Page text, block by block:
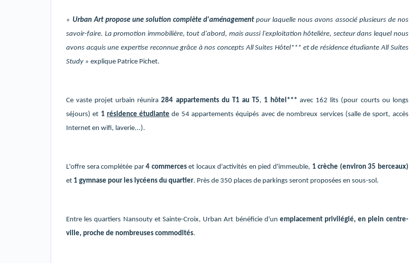
« Urban Art propose une solution complète d'aménagementpour laquelle nous avons associé plusieurs de nos
savoir-faire. La promotion immobilière, tout d'abord, mais aussi l'exploitation hôtelière, secteur dans lequel nous
avons acquis une expertise reconnue grâce à nos concepts All Suites Hôtel*** et de résidence étudiante All Suites
Study » explique Patrice Pichet.
Ce vaste projet urbain réunira284 appartements du T1 au T5, 1 hôtel***avec 162 lits (pour courts ou longs
séjours) et 1 résidence étudiante de 54 appartements équipés avec de nombreux services (salle de sport, accès
Internet en wifi, laverie...).
L'offre sera complétée par4 commerceset locaux d'activités en pied d'immeuble, 1 crèche (environ 35 berceaux)
et 1 gymnase pour les lycéens du quartier. Près de 350 places de parkings seront proposées en sous-sol.
Entre les quartiers Nansouty et Sainte-Croix, Urban Art bénéficie d'un emplacement privilégié, en plein centre-
ville, proche de nombreuses commodités.